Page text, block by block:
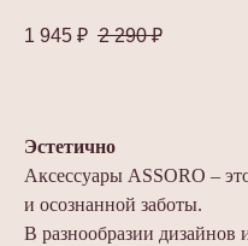
1 945 ₽ 2 290 ₽
Эстетично
Аксессуары ASSORO –
и осознанной заботы.
В разнообразии